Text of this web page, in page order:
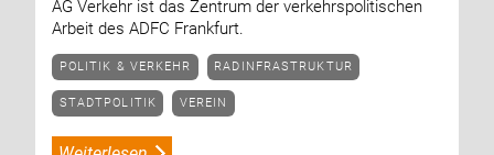
AG Verkehr ist das Zentrum der verkehrspolitischen
Arbeit des ADFC Frankfurt.
POLITIK & VERKEHR RADINFRASTRUKTUR
STADTPOLITIK VEREIN